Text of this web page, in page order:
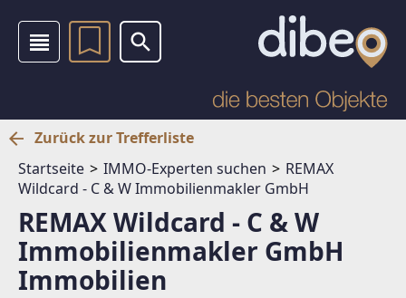
Zurück zur Trefferliste
Startseite
IMMO-Experten suchen
REMAX
Wildcard - C & W Immobilienmakler GmbH
REMAX Wildcard - C & W
Immobilienmakler GmbH
Immobilien